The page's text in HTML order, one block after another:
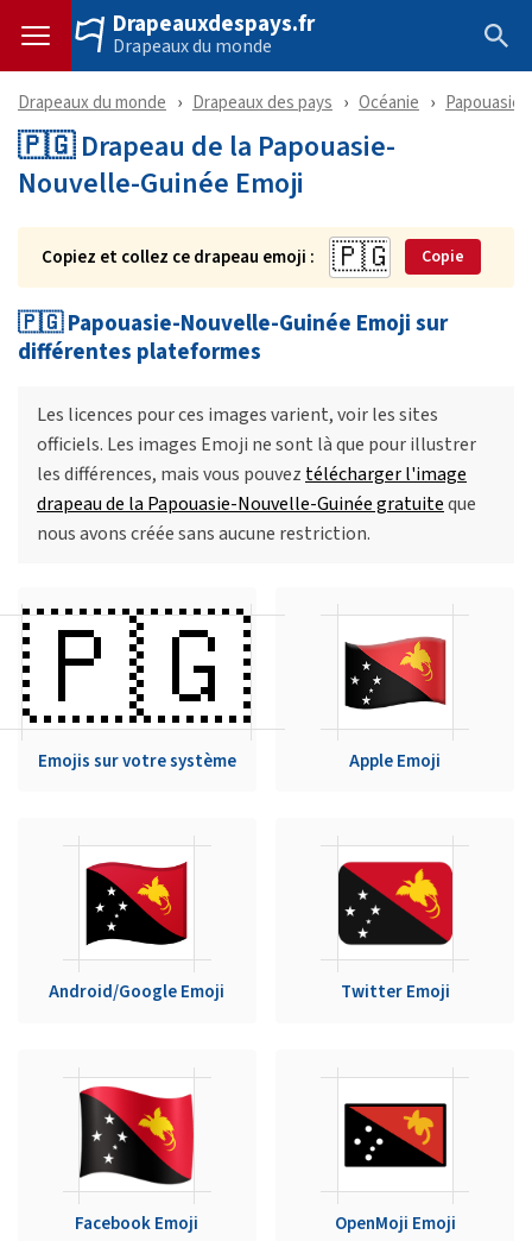
Drapeauxdespays.fr
Drapeaux du monde
Drapeaux du monde Drapeaux des pays Océanie
🇵🇬 Drapeau de la Papouasie-
Nouvelle-Guinée Emoji
Copiez et collez ce drapeau emoji : Copie
🇵🇬 Papouasie-Nouvelle-Guinée Emoji sur
différentes plateformes
Les licences pour ces images varient, voir les sites
officiels. Les images Emoji ne sont là que pour illustrer
les différences, mais vous pouvez télécharger l'image
drapeau de la Papouasie-Nouvelle-Guinée gratuiteque
nous avons créée sans aucune restriction.
🇵🇬
Emojis sur votre système Apple Emoji
Android/Google Emoji Twitter Emoji
Facebook Emoji OpenMoji Emoji